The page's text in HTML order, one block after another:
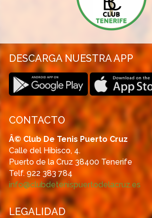
DESCARGA NUESTRA APP
CONTACTO
Â© Club De Tenis Puerto Cruz
Calle del Hibisco, 4.
Puerto de la Cruz 38400 Tenerife
Telf. 922 383 784
info@clubdetenispuertodelacruz.es
LEGALIDAD